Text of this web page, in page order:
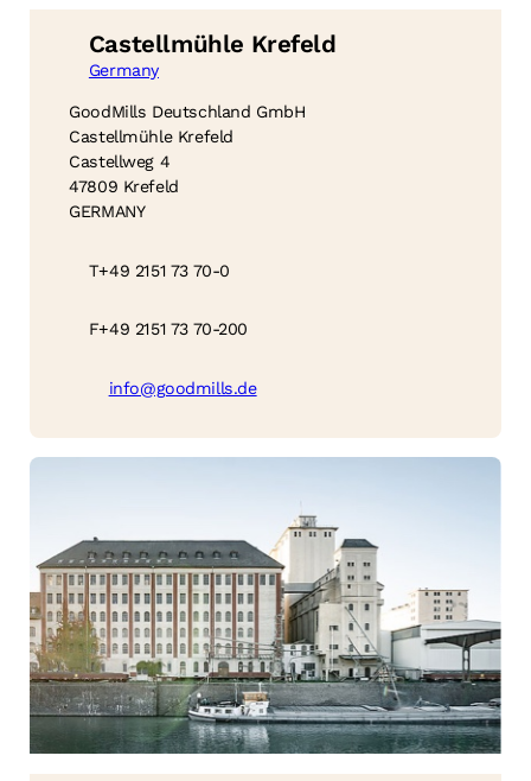
Castellmühle Krefeld
Germany
GoodMills Deutschland GmbH
Castellmühle Krefeld
Castellweg 4
47809 Krefeld
GERMANY
T+49 2151 73 70-0
F+49 2151 73 70-200
info@goodmills.de